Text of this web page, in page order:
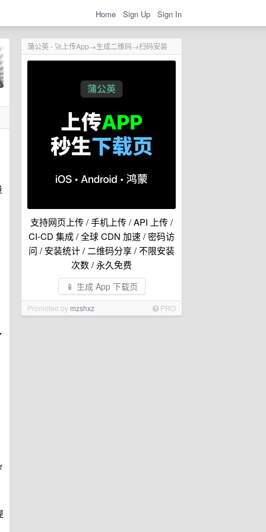
Home Sign Up Sign In
蒲公英 - 🚀上传App→生成二维码→扫码安装
支持网页上传 / 手机上传 / API 上传 /
CI-CD 集成 / 全球 CDN 加速 / 密码访
问 / 安装统计 / 二维码分享 / 不限安装
次数 / 永久免费
📱 生成 App 下载页
Promoted by mzshxz PRO